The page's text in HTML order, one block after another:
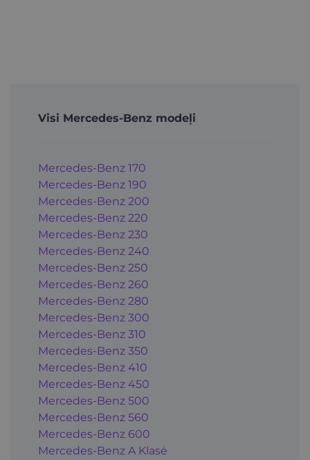
Visi Mercedes-Benz modeļi
Mercedes-Benz 170
Mercedes-Benz 190
Mercedes-Benz 200
Mercedes-Benz 220
Mercedes-Benz 230
Mercedes-Benz 240
Mercedes-Benz 250
Mercedes-Benz 260
Mercedes-Benz 280
Mercedes-Benz 300
Mercedes-Benz 310
Mercedes-Benz 350
Mercedes-Benz 410
Mercedes-Benz 450
Mercedes-Benz 500
Mercedes-Benz 560
Mercedes-Benz 600
Mercedes-Benz A Klasė